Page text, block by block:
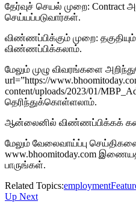
தேர்வுச் செயல் முறை: Contract
செய்யப்படுவார்கள்.
விண்ணப்பிக்கும் முறை:
விண்ணப்பிக்கலாம்.
மேலும் முழு விவரங்களை
url=”https://
content/uploads/2023/01/
தெரிந்துக்கொள்ளலாம்.
ஆன்லைனில் விண்ணப்பிக்கக்
மேலும் வேலைவாய்ப்பு
www.bhoomitoday.com
பாருங்கள்.
Related Topics:employment
Up Next